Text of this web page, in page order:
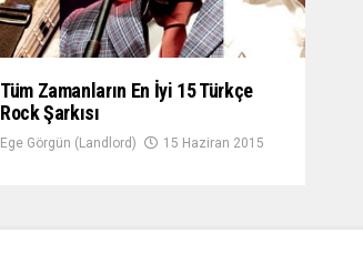
Tüm Zamanların En İyi 15 Türkçe
Rock Şarkısı
Ege Görgün (Landlord) 15 Haziran 2015